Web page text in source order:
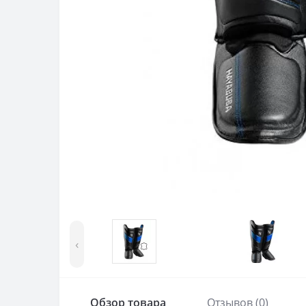
‹
Обзор товара Отзывов (0)